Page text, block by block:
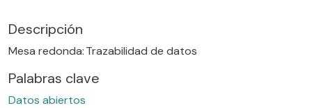
Descripción
Mesa redonda: Trazabilidad de datos
Palabras clave
Datos abiertos